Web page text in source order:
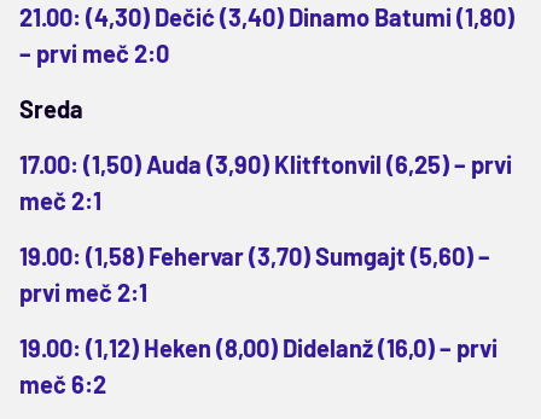
21.00: (4,30) Dečić (3,40) Dinamo Batumi (1,80)
– prvi meč 2:0
Sreda
17.00: (1,50) Auda (3,90) Klitftonvil (6,25) – prvi
meč 2:1
19.00: (1,58) Fehervar (3,70) Sumgajt (5,60) –
prvi meč 2:1
19.00: (1,12) Heken (8,00) Didelanž (16,0) – prvi
meč 6:2